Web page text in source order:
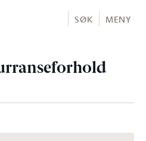
SØK MENY